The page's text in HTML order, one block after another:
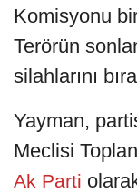
Komisyonu
Terörün
silahlarını
Yayman,
Meclisi
Ak Parti